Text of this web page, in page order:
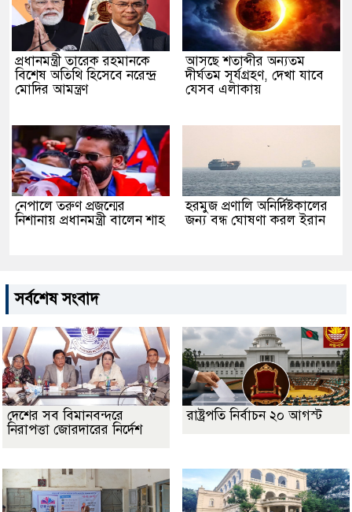
প্রধানমন্ত্রী তারেক রহমানকে
বিশেষ অতিথি হিসেবে নরেন্দ্র
মোদির আমন্ত্রণ
আসছে শতাব্দীর অন্যতম
দীর্ঘতম সূর্যগ্রহণ, দেখা যাবে
যেসব এলাকায়
নেপালে তরুণ প্রজন্মের
নিশানায় প্রধানমন্ত্রী বালেন শাহ
হরমুজ প্রণালি অনির্দিষ্টকালের
জন্য বন্ধ ঘোষণা করল ইরান
সর্বশেষ সংবাদ
দেশের সব বিমানবন্দরে
নিরাপত্তা জোরদারের নির্দেশ
রাষ্ট্রপতি নির্বাচন ২০ আগস্ট